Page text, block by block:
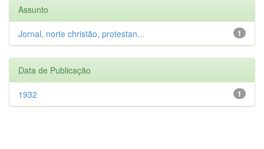
Assunto
1
Jornal, norte christão, protestan...
Data de Publicação
1
1932